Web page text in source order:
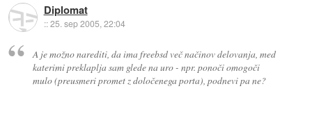
Diplomat
::25. sep 2005, 22:04
A je možno narediti, da ima freebsd več načinov delovanja, med
katerimi preklaplja sam glede na uro - npr. ponoči omogoči
mulo (preusmeri promet z določenega porta), podnevi pa ne?